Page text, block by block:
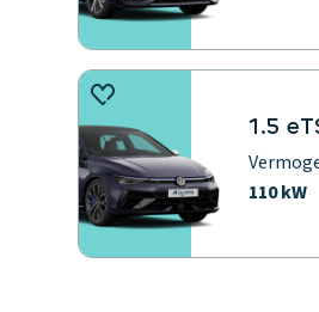
1.5
110 kW